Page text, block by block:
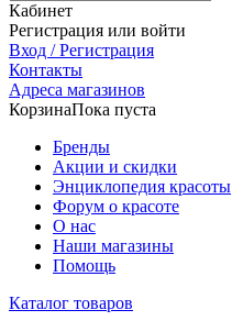
Кабинет
Регистрация или войти
Вход / Регистрация
Контакты
Адреса магазинов
КорзинаПока пуста
Бренды
Акции и скидки
Энциклопедия красоты
Форум о красоте
О нас
Наши магазины
Помощь
Каталог товаров